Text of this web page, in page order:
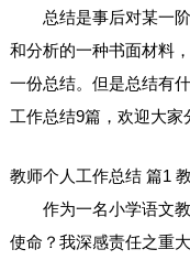
总结是事后对某一
和分析的一种书面材料
一份总结。但是总结有
工作总结9篇，欢迎大家
教师个人工作总结 篇1
作为一名小学语文
使命？我深感责任之重